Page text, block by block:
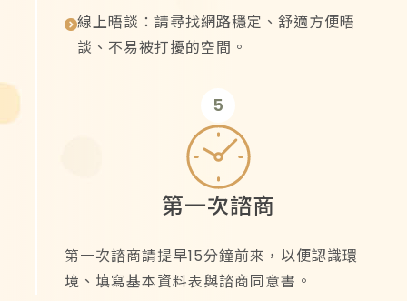
線上晤談：請尋找網路穩定、舒適方便晤
談、不易被打擾的空間。
5
第一次諮商
第一次諮商請提早15分鐘前來，以便認識環
境、填寫基本資料表與諮商同意書。